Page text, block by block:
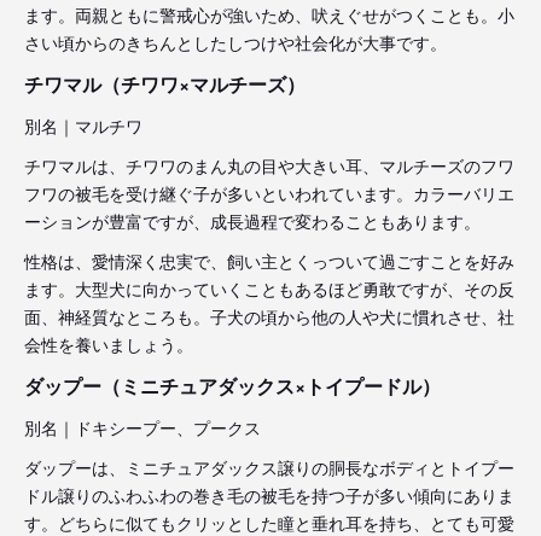
ます。両親ともに警戒心が強いため、吠えぐせがつくことも。小
さい頃からのきちんとしたしつけや社会化が大事です。
チワマル（チワワ×マルチーズ）
別名｜マルチワ
チワマルは、チワワのまん丸の目や大きい耳、マルチーズのフワ
フワの被毛を受け継ぐ子が多いといわれています。カラーバリエ
ーションが豊富ですが、成長過程で変わることもあります。
性格は、愛情深く忠実で、飼い主とくっついて過ごすことを好み
ます。大型犬に向かっていくこともあるほど勇敢ですが、その反
面、神経質なところも。子犬の頃から他の人や犬に慣れさせ、社
会性を養いましょう。
ダップー（ミニチュアダックス×トイプードル）
別名｜ドキシープー、プークス
ダップーは、ミニチュアダックス譲りの胴長なボディとトイプー
ドル譲りのふわふわの巻き毛の被毛を持つ子が多い傾向にありま
す。どちらに似てもクリッとした瞳と垂れ耳を持ち、とても可愛